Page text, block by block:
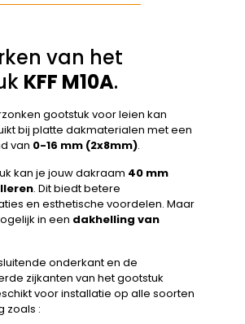
van het
KFF M10A.
gootstuk voor leien kan
bij platte dakmaterialen met een
van 0-16 mm (2x8mm).
kan je jouw dakraam 40 mm
. Dit biedt betere
en esthetische voordelen. Maar
in een dakhelling van
onderkant en de
zijkanten van het gootstuk
voor installatie op alle soorten
zoals :